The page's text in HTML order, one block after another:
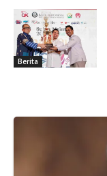
Berita